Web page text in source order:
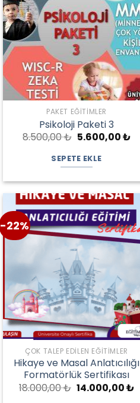
PAKET EĞITIMLER
Psikoloji Paketi 3
8.500,00₺ Orijinal
8.500,00 ₺.
5.600,00₺Şu
SEPETE EKLE
-22%
ÇOK TALEP EDILEN EĞITIMLER
Hikaye ve Masal Anlatıcılığı
Formatörlük Sertifikası
18.000,00₺ Orijinal
14.000,00₺Şu